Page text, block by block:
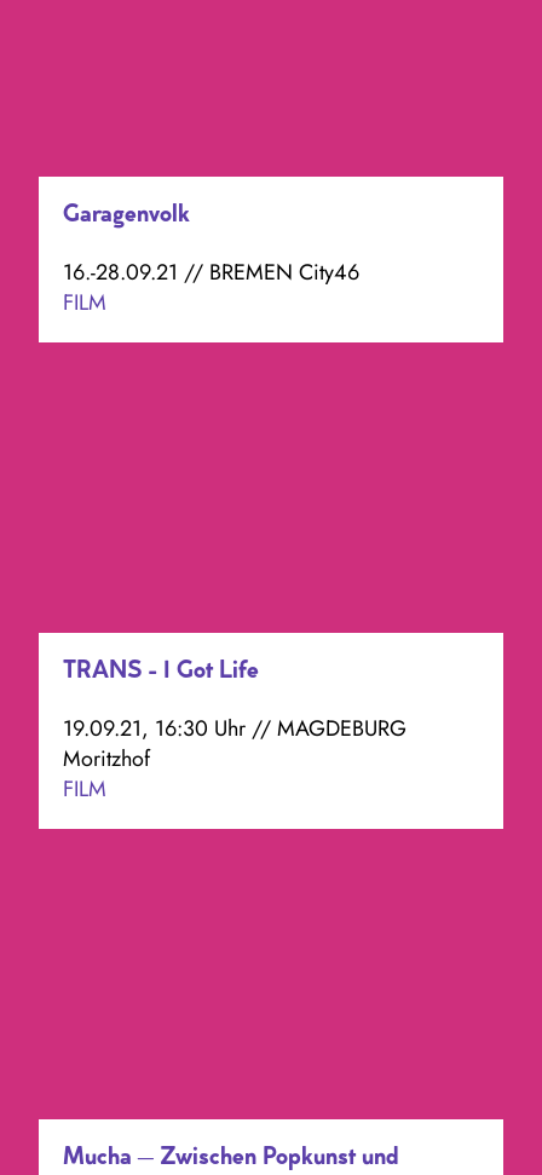
Garagenvolk
16.-28.09.21 // BREMEN City46
FILM
TRANS - I Got Life
19.09.21, 16:30 Uhr // MAGDEBURG
Moritzhof
FILM
Mucha – Zwischen Popkunst und